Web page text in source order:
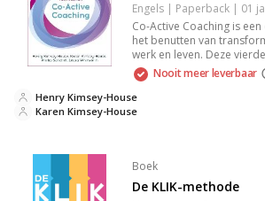
Co-Active Coaching is
het benutten van
werk en leven. Deze
vernieuwd framework
leidinggevenden, met
diepere verbindingen te
verandering te realiseren.
van jouw communicatieve
teaminteracties.
Nooit meer leverbaar
Karen Kimsey-House
Henry Kimsey-House
Boek
De KLIK-methode